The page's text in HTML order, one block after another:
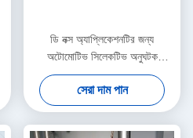
ডি নক্স অ্যাপ্লিকেশনটির জন্য
অটোমোটিভ সিলেকটিভ অনুঘটক
রিডাকশন স্ক্রিন সিস্টেমগুলি
সেরা দাম পান